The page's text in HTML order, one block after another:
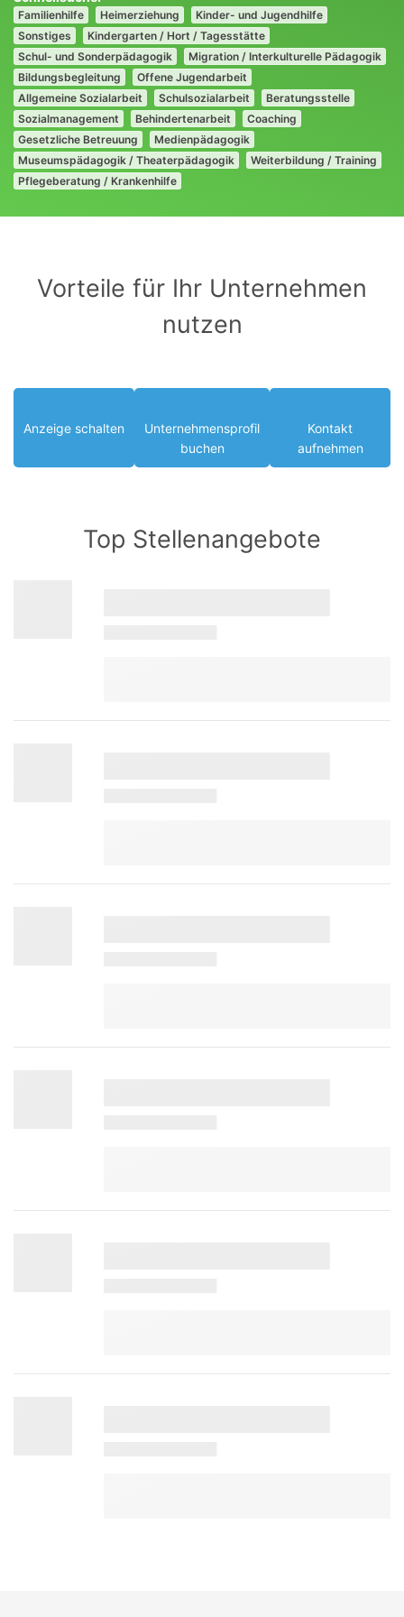
Familienhilfe Heimerziehung
Kinder- und Jugendhilfe
Sonstiges
Kindergarten / Hort / Tagesstätte
Schul- und Sonderpädagogik
Migration / Interkulturelle Pädagogik
Bildungsbegleitung
Offene Jugendarbeit
Allgemeine Sozialarbeit
Schulsozialarbeit
Beratungsstelle
Sozialmanagement
Behindertenarbeit
Coaching
Gesetzliche Betreuung
Medienpädagogik
Museumspädagogik / Theaterpädagogik
Weiterbildung / Training
Pflegeberatung / Krankenhilfe
Vorteile für Ihr Unternehmen
nutzen
Anzeige schalten
Unternehmensprofil
buchen
Kontakt
aufnehmen
Top Stellenangebote